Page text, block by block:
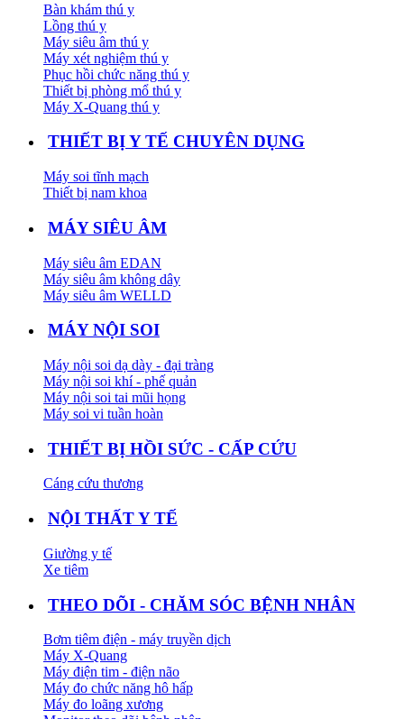
Bàn khám thú y
Lồng thú y
Máy siêu âm thú y
Máy xét nghiệm thú y
Phục hồi chức năng thú y
Thiết bị phòng mổ thú y
Máy X-Quang thú y
THIẾT BỊ Y TẾ CHUYÊN DỤNG
Máy soi tĩnh mạch
Thiết bị nam khoa
MÁY SIÊU ÂM
Máy siêu âm EDAN
Máy siêu âm không dây
Máy siêu âm WELLD
MÁY NỘI SOI
Máy nội soi dạ dày - đại tràng
Máy nội soi khí - phế quản
Máy nội soi tai mũi họng
Máy soi vi tuần hoàn
THIẾT BỊ HỒI SỨC - CẤP CỨU
Cáng cứu thương
NỘI THẤT Y TẾ
Giường y tế
Xe tiêm
THEO DÕI - CHĂM SÓC BỆNH NHÂN
Bơm tiêm điện - máy truyền dịch
Máy X-Quang
Máy điện tim - điện não
Máy đo chức năng hô hấp
Máy đo loãng xương